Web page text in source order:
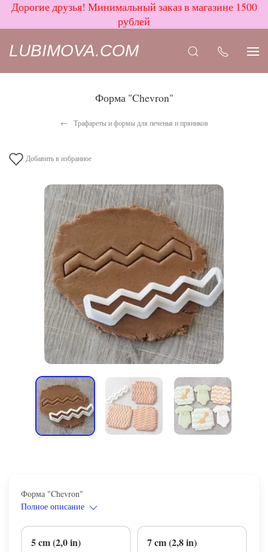
Дорогие друзья! Минимальный заказ в магазине 1500
рублей
LUBIMOVA.COM
Форма "Chevron"
Трафареты и формы для печенья и пряников
Добавить в избранное
Форма "Chevron"
Полное описание
5 cm (2,0 in)
7 cm (2,8 in)